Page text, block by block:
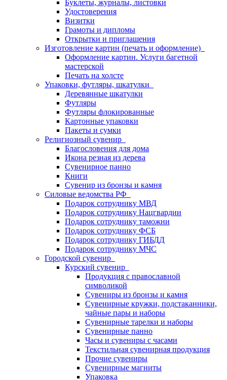
Буклеты, журналы, листовки
Удостоверения
Визитки
Грамоты и дипломы
Открытки и приглашения
Изготовление картин (печать и оформление)
Оформление картин. Услуги багетной
мастерской
Печать на холсте
Упаковки, футляры, шкатулки
Деревянные шкатулки
Футляры
Футляры флокированные
Картонные упаковки
Пакеты и сумки
Религиозный сувенир
Благословения для дома
Икона резная из дерева
Сувенирное панно
Книги
Сувенир из бронзы и камня
Силовые ведомства РФ
Подарок сотруднику МВД
Подарок сотруднику Нацгвардии
Подарок сотруднику таможни
Подарок сотруднику ФСБ
Подарок сотруднику ГИБДД
Подарок сотруднику МЧС
Городской сувенир
Курский сувенир
Продукция с православной
символикой
Сувениры из бронзы и камня
Сувенирные кружки, подстаканники,
чайные пары и наборы
Сувенирные тарелки и наборы
Сувенирные панно
Часы и сувениры с часами
Текстильная сувенирная продукция
Прочие сувениры
Сувенирные магниты
Упаковка